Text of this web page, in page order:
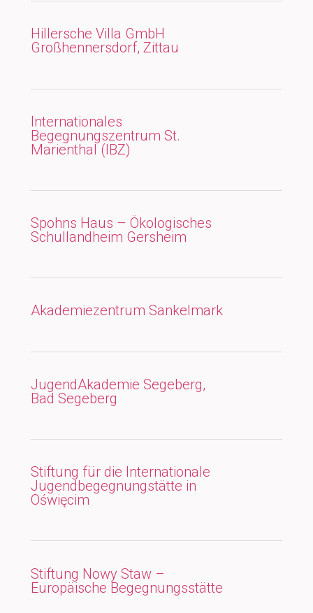
Hillersche Villa GmbH
Großhennersdorf, Zittau
Internationales
Begegnungszentrum St.
Marienthal (IBZ)
Spohns Haus – Ökologisches
Schullandheim Gersheim
Akademiezentrum Sankelmark
JugendAkademie Segeberg,
Bad Segeberg
Stiftung für die Internationale
Jugendbegegnungstätte in
Oświęcim
Stiftung Nowy Staw –
Europäische Begegnungsstätte